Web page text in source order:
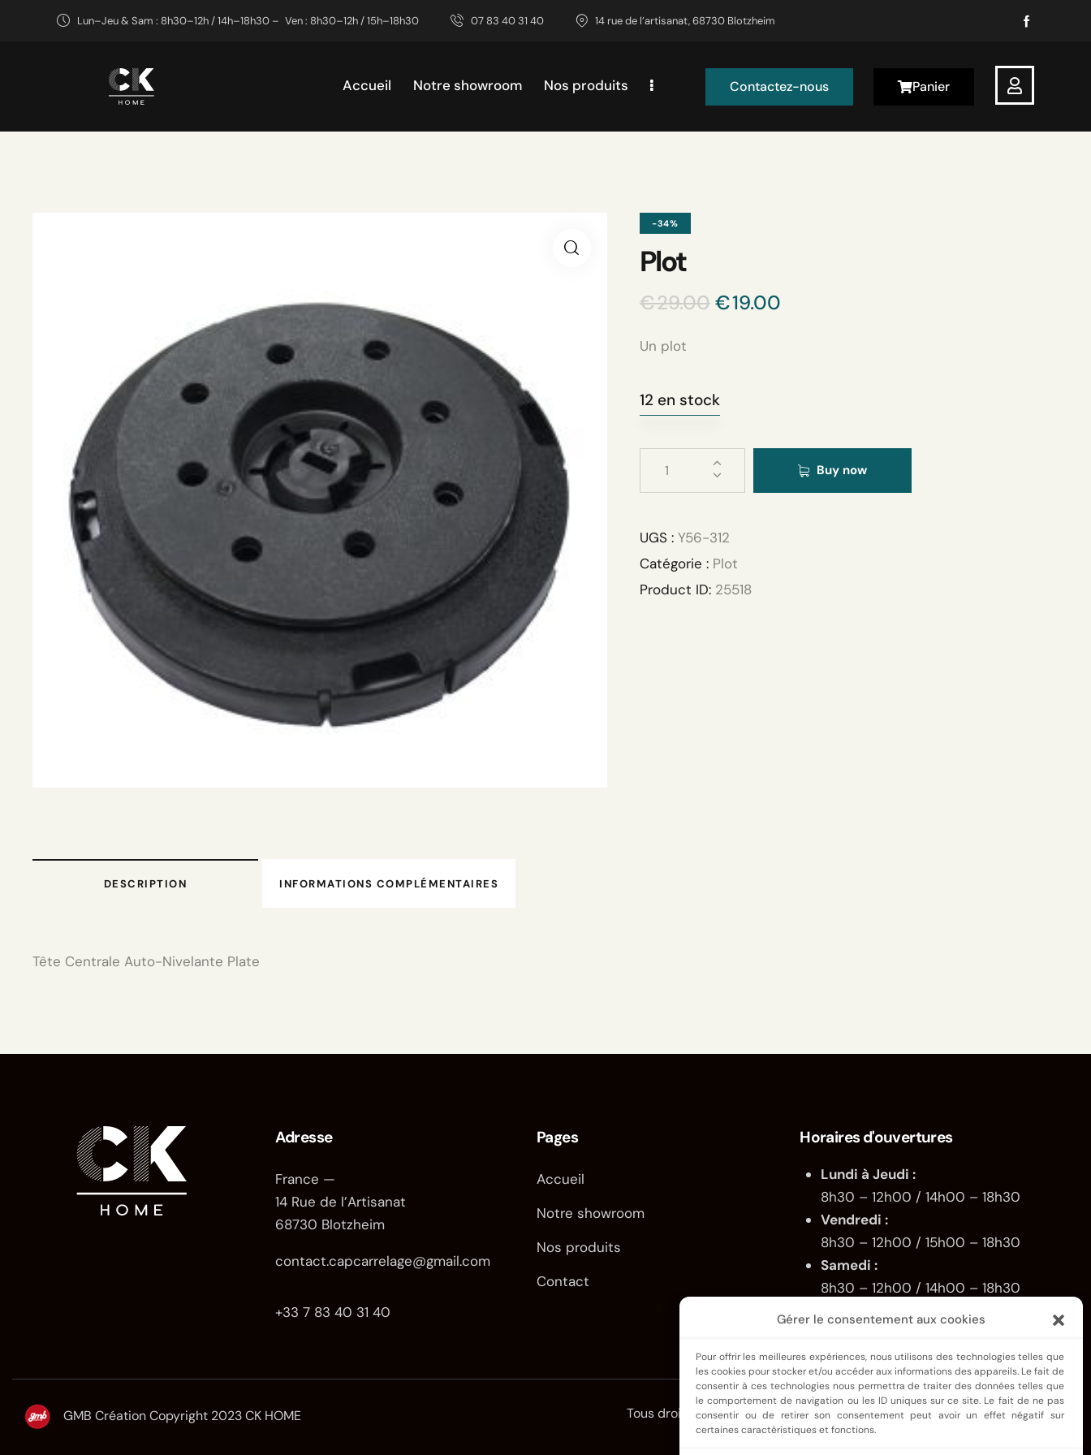
Gérer le consentement aux cookies
Pour offrir les meilleures expériences, nous utilisons des technologies telles que
les cookies pour stocker et/ou accéder aux informations des appareils. Le fait de
consentir à ces technologies nous permettra de traiter des données telles que
le comportement de navigation ou les ID uniques sur ce site. Le fait de ne pas
consentir ou de retirer son consentement peut avoir un effet négatif sur
certaines caractéristiques et fonctions.
Lun–Jeu & Sam : 8h30–12h / 14h–18h30 – Ven : 8h30–12h / 15h–18h30 07 83 40 31 40 14 rue de l’artisanat, 68730 Blotzheim
Accueil Notre showroom Nos produits Contactez-nous Panier
-34%
Plot
€29.00€19.00
Un plot
12 en stock
Buy now
UGS : Y56-312
Catégorie : Plot
Product ID: 25518
DESCRIPTION INFORMATIONS COMPLÉMENTAIRES
Tête Centrale Auto-Nivelante Plate
Adresse
France —
14 Rue de l’Artisanat
68730 Blotzheim
contact.capcarrelage@gmail.com
+33 7 83 40 31 40
Pages
Accueil
Notre showroom
Nos produits
Contact
Horaires d'ouvertures
Lundi à Jeudi :
8h30 – 12h00 / 14h00 – 18h30
Vendredi :
8h30 – 12h00 / 15h00 – 18h30
Samedi :
8h30 – 12h00 / 14h00 – 18h30
GMB CréationCopyright 2023 CK HOME Tous droits réservés | Mentions légales|Politique de cookies|CGV